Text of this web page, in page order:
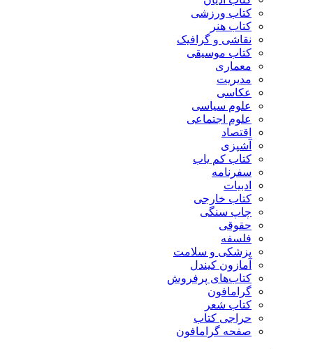
کتاب ورزشی
کتاب هنر
نقاشی و گرافیک
کتاب موسیقی
معماری
مدیریت
عکاسی
علوم سیاسی
علوم اجتماعی
اقتصاد
آشپزی
کتاب کم یاب
سفرنامه
ادبیات
کتاب خارجی
چاپ سنگی
حقوقی
فلسفه
پزشکی و سلامت
آمازون کیندل
کتاب‌های پرفروش
گرامافون
کتاب شعر
حراجی کتاب
صفحه گرامافون